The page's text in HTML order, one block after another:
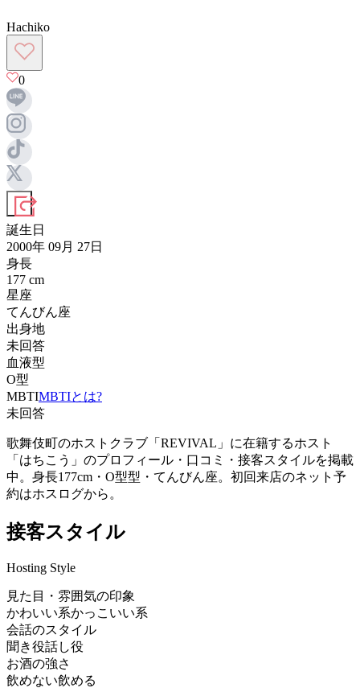
Hachiko
0
誕生日
2000年 09月 27日
身長
177 cm
星座
てんびん座
出身地
未回答
血液型
O型
MBTIMBTIとは?
未回答
歌舞伎町のホストクラブ「REVIVAL」に在籍するホスト
「はちこう」のプロフィール・口コミ・接客スタイルを掲載
中。身長177cm・O型型・てんびん座。初回来店のネット予
約はホスログから。
接客スタイル
Hosting Style
見た目・雰囲気の印象
かわいい系かっこいい系
会話のスタイル
聞き役話し役
お酒の強さ
飲めない飲める